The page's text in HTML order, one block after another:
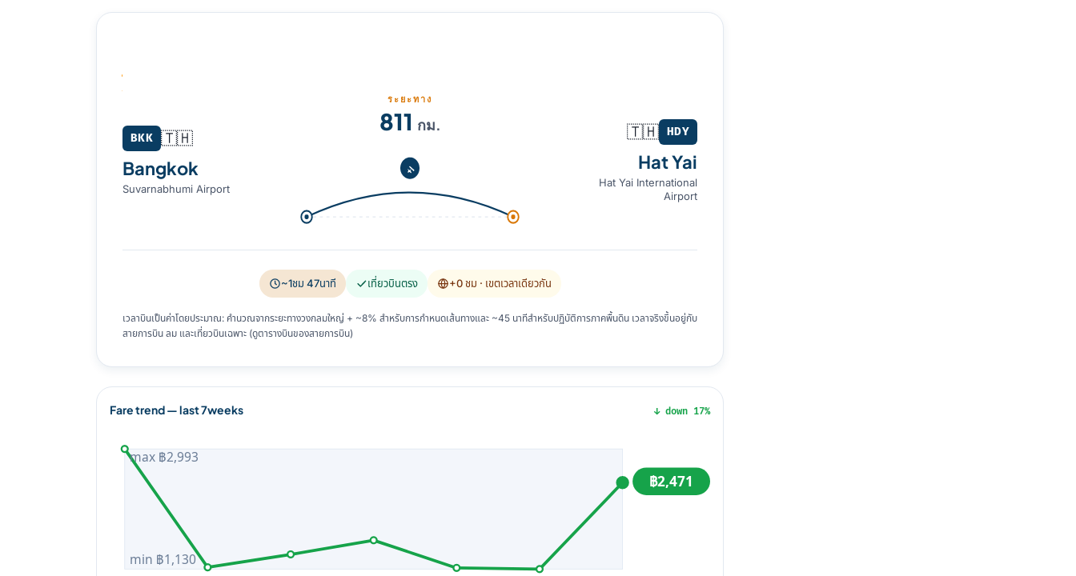
BKK 🇹🇭
Bangkok
Suvarnabhumi Airport
ระยะทาง
811 กม. HDY
🇹🇭
Hat Yai
Hat Yai International
Airport
~1ชม 47นาที เที่ยวบินตรง +0 ชม · เขตเวลาเดียวกัน
เวลาบินเป็นค่าโดยประมาณ: คำนวณจากระยะทางวงกลมใหญ่ + ~8% สำหรับการกำหนดเส้นทางและ ~45 นาทีสำหรับปฏิบัติการภาคพื้นดิน เวลาจริงขึ้นอยู่กับ
สายการบิน ลม และเที่ยวบินเฉพาะ (ดูตารางบินของสายการบิน)
Fare trend — last 7weeks ↓ down 17%
฿2,471
max ฿2,993
min ฿1,130